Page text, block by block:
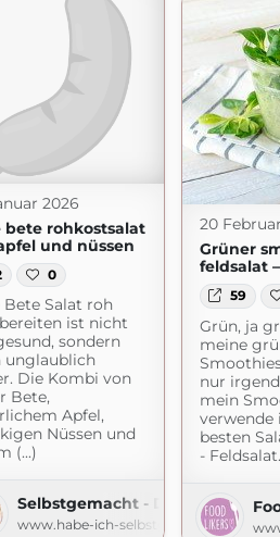
2026
bete rohkostsalat
und nüssen
0
Bete Salat roh
ist nicht
sondern
unglaublich
Die Kombi von
Bete,
Apfel,
Nüssen und
(...)
Selbstgemacht - Der Foodblog
www.habe-ich-selbstgemacht.de
20
Grüner
feldsalat
59
Grün, ja
meine
nur
mein
verwende
besten
-